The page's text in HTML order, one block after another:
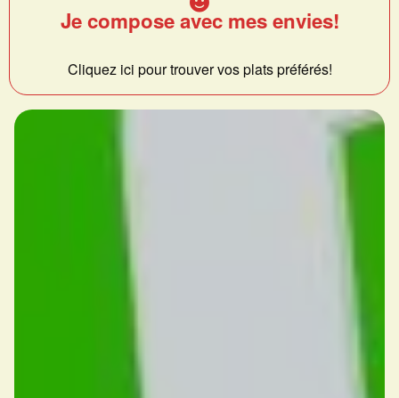
Je compose avec mes envies!
Cliquez ici pour trouver vos plats préférés!